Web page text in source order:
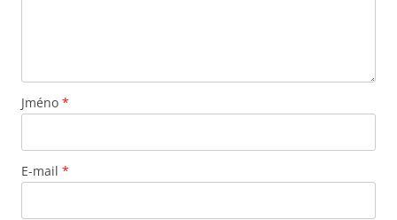
Jméno *
E-mail *